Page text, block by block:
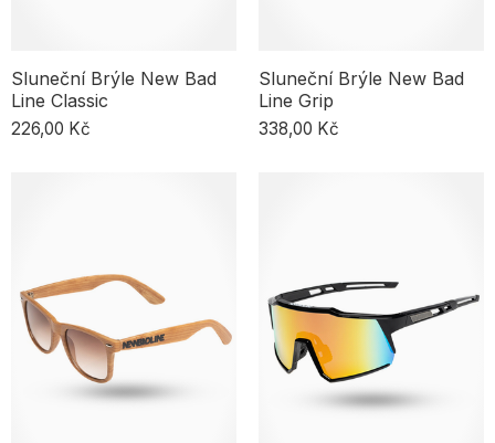
Sluneční Brýle New Bad
Line Classic
226,00 Kč
Sluneční Brýle New Bad
Line Grip
338,00 Kč